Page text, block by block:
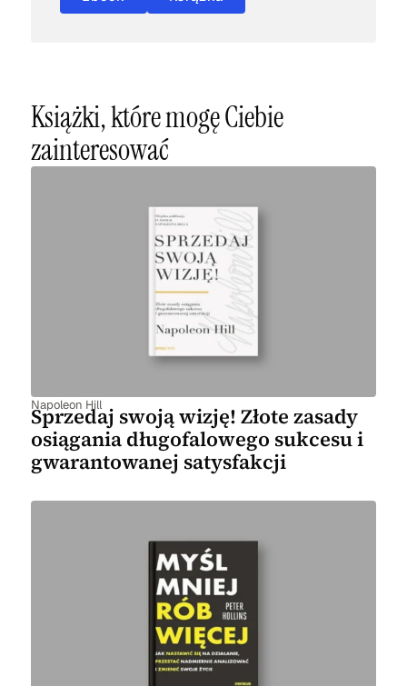
Książki, które mogę Ciebie
zainteresować
Napoleon Hill
Sprzedaj swoją wizję! Złote zasady
osiągania długofalowego sukcesu i
gwarantowanej satysfakcji